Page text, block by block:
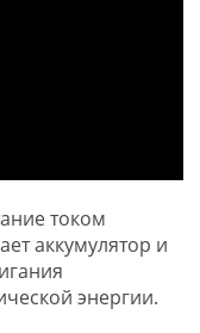
током
аккумулятор и
энергии.